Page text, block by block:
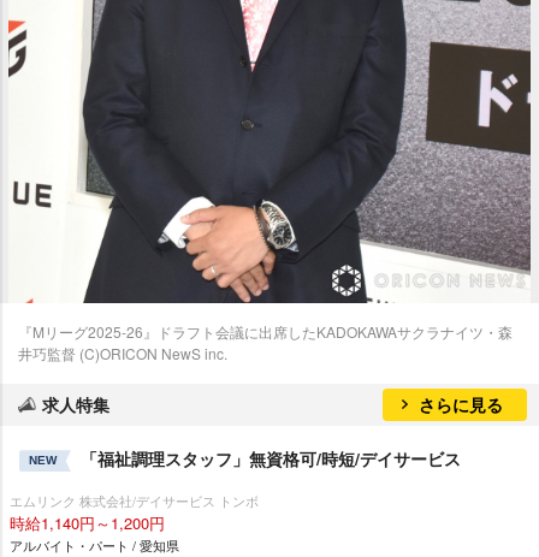
『Mリーグ2025-26』ドラフト会議に出席したKADOKAWAサクラナイツ・森
井巧監督 (C)ORICON NewS inc.
求人特集 さらに見る
NEW 「福祉調理スタッフ」無資格可/時短/デイサービス
エムリンク 株式会社/デイサービス トンボ
時給1,140円～1,200円
アルバイト・パート / 愛知県